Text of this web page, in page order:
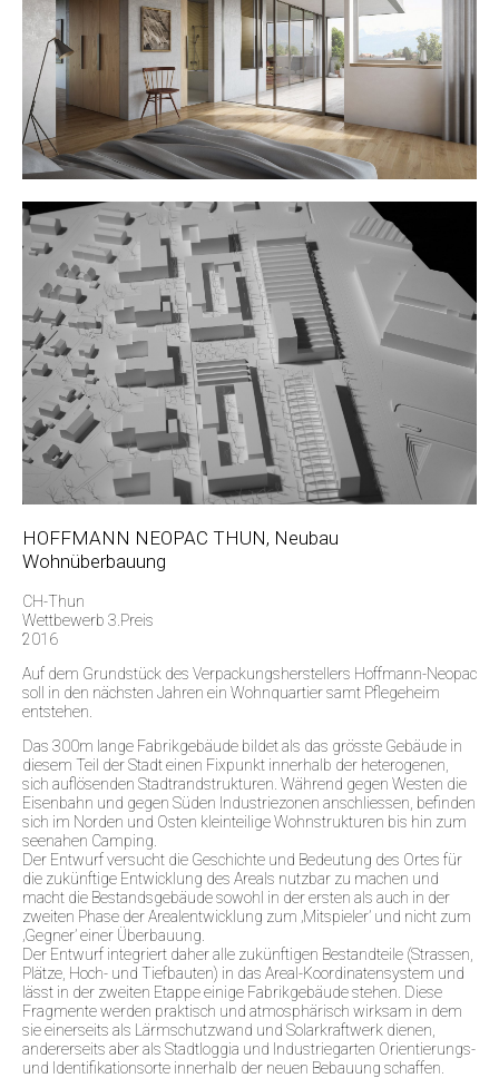
HOFFMANN NEOPAC THUN, Neubau
Wohnüberbauung
CH-Thun
Wettbewerb 3.Preis
2016
Auf dem Grundstück des Verpackungsherstellers Hoffmann-Neopac
soll in den nächsten Jahren ein Wohnquartier samt Pflegeheim
entstehen.
Das 300m lange Fabrikgebäude bildet als das grösste Gebäude in
diesem Teil der Stadt einen Fixpunkt innerhalb der heterogenen,
sich auflösenden Stadtrandstrukturen. Während gegen Westen die
Eisenbahn und gegen Süden Industriezonen anschliessen, befinden
sich im Norden und Osten kleinteilige Wohnstrukturen bis hin zum
seenahen Camping.
Der Entwurf versucht die Geschichte und Bedeutung des Ortes für
die zukünftige Entwicklung des Areals nutzbar zu machen und
macht die Bestandsgebäude sowohl in der ersten als auch in der
zweiten Phase der Arealentwicklung zum ‚Mitspieler’ und nicht zum
‚Gegner’ einer Überbauung.
Der Entwurf integriert daher alle zukünftigen Bestandteile (Strassen,
Plätze, Hoch- und Tiefbauten) in das Areal-Koordinatensystem und
lässt in der zweiten Etappe einige Fabrikgebäude stehen. Diese
Fragmente werden praktisch und atmosphärisch wirksam in dem
sie einerseits als Lärmschutzwand und Solarkraftwerk dienen,
andererseits aber als Stadtloggia und Industriegarten Orientierungs-
und Identifikationsorte innerhalb der neuen Bebauung schaffen.